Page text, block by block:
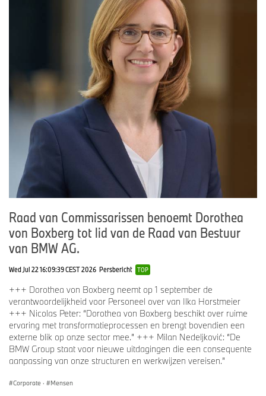
Raad van Commissarissen benoemt Dorothea
von Boxberg tot lid van de Raad van Bestuur
van BMW AG.
Wed Jul 22 16:09:39 CEST 2026 Persbericht TOP
+++ Dorothea von Boxberg neemt op 1 september de
verantwoordelijkheid voor Personeel over van Ilka Horstmeier
+++ Nicolas Peter: “Dorothea von Boxberg beschikt over ruime
ervaring met transformatieprocessen en brengt bovendien een
externe blik op onze sector mee.” +++ Milan Nedeljković: “De
BMW Group staat voor nieuwe uitdagingen die een consequente
aanpassing van onze structuren en werkwijzen vereisen.”
Corporate · Mensen